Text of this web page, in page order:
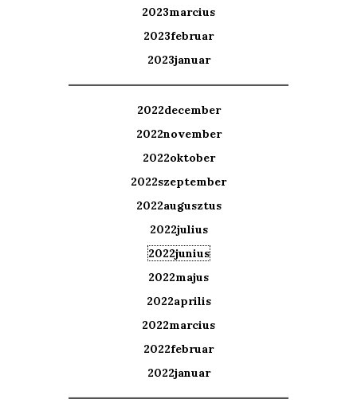
2023marcius
2023februar
2023januar
2022december
2022november
2022oktober
2022szeptember
2022augusztus
2022julius
2022junius
2022majus
2022aprilis
2022marcius
2022februar
2022januar